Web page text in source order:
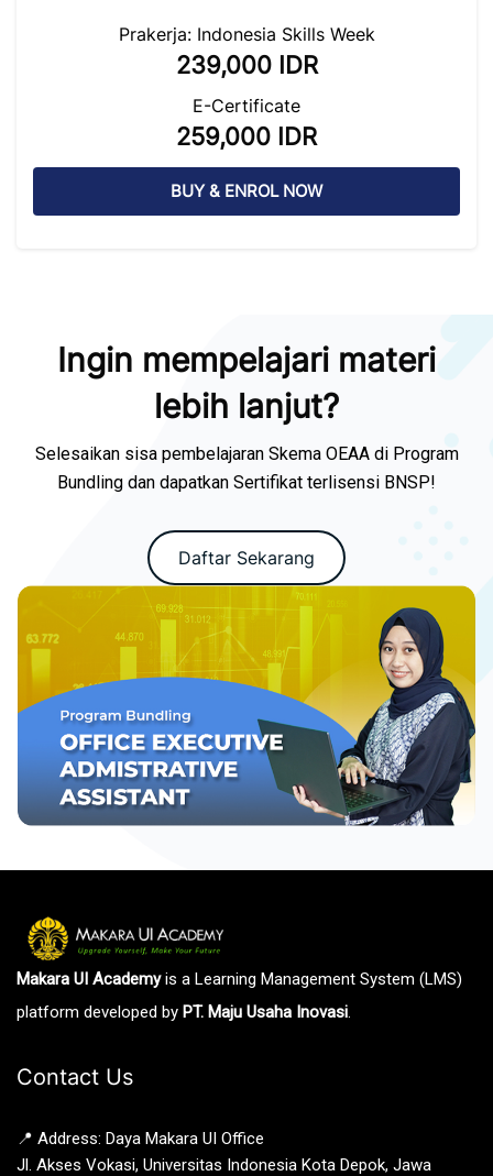
Prakerja: Indonesia Skills Week
239,000 IDR
E-Certificate
259,000 IDR
BUY & ENROL NOW
Ingin mempelajari materi
lebih lanjut?
Selesaikan sisa pembelajaran Skema OEAA di Program
Bundling dan dapatkan Sertifikat terlisensi BNSP!
Daftar Sekarang
Makara UI Academyis a Learning Management System (LMS)
platform developed by PT. Maju Usaha Inovasi.
Contact Us
📍 Address: Daya Makara UI Office
Jl. Akses Vokasi, Universitas Indonesia Kota Depok, Jawa